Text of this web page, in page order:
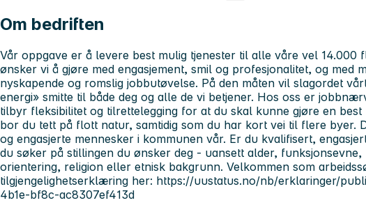
Om bedriften
Vår oppgave er å levere best mulig tjenester til alle våre vel 14.000
ønsker vi å gjøre med engasjement, smil og profesjonalitet, og med
nyskapende og romslig jobbutøvelse. På den måten vil slagordet
energi» smitte til både deg og alle de vi betjener. Hos oss er
tilbyr fleksibilitet og tilrettelegging for at du skal kunne gjøre en
bor du tett på flott natur, samtidig som du har kort vei til flere byer.
og engasjerte mennesker i kommunen vår. Er du kvalifisert,
du søker på stillingen du ønsker deg - uansett alder,
orientering, religion eller etnisk bakgrunn. Velkommen som
tilgjengelighetserklæring her: https://uustatus.no/nb/erklaringer/
4b1e-bf8c-ac8307ef413d